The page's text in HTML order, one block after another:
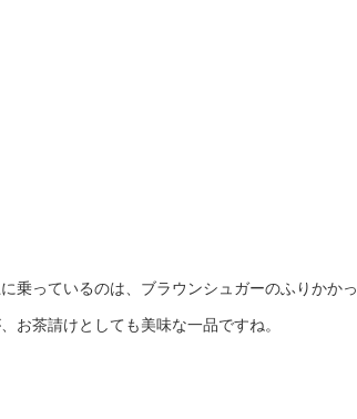
乗っているのは、ブラウンシュガーのふりかかっ
お茶請けとしても美味な一品ですね。